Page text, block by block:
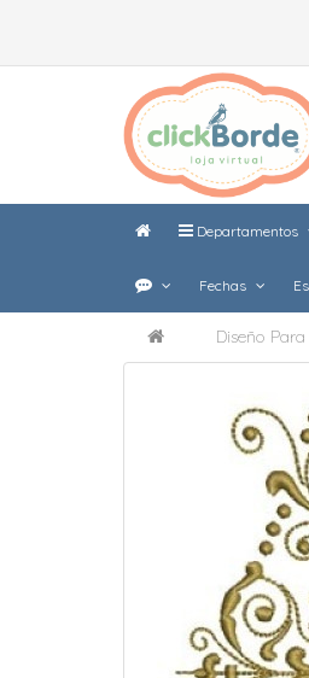
Departamentos
Fechas
Diseño